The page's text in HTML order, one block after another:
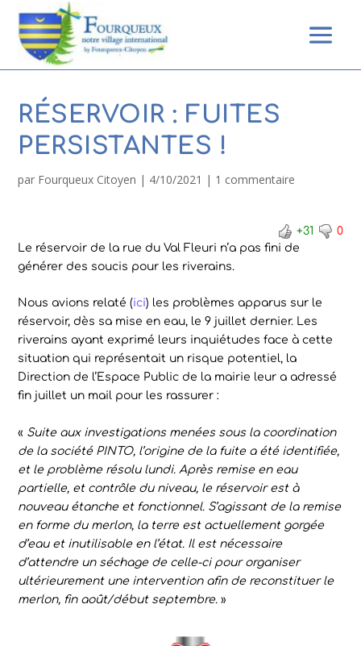
RÉSERVOIR : FUITES
PERSISTANTES !
par Fourqueux Citoyen | 4/10/2021 | 1 commentaire
+31
0
Le réservoir de la rue du Val Fleuri n’a pas fini de
générer des soucis pour les riverains.
Nous avions relaté (ici) les problèmes apparus sur le
réservoir, dès sa mise en eau, le 9 juillet dernier. Les
riverains ayant exprimé leurs inquiétudes face à cette
situation qui représentait un risque potentiel, la
Direction de l’Espace Public de la mairie leur a adressé
fin juillet un mail pour les rassurer :
« Suite aux investigations menées sous la coordination
de la société PINTO, l’origine de la fuite a été identifiée,
et le problème résolu lundi. Après remise en eau
partielle, et contrôle du niveau, le réservoir est à
nouveau étanche et fonctionnel. S’agissant de la remise
en forme du merlon, la terre est actuellement gorgée
d’eau et inutilisable en l’état. Il est nécessaire
d’attendre un séchage de celle-ci pour organiser
ultérieurement une intervention afin de reconstituer le
merlon, fin août/début septembre. »